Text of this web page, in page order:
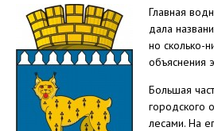
Главная
дала
но сколько-
объяснения
Большая
городского
лесами. На